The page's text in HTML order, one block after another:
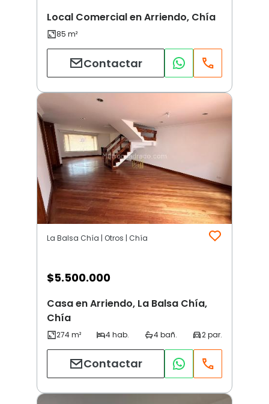
Local Comercial en Arriendo, Chía
Contactar
La Balsa Chía | Otros | Chía
$5.500.000
Casa en Arriendo, La Balsa Chía,
Chía
Contactar